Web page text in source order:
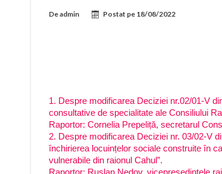
Deadmin Postat pe 18/08/2022
Ordinea
a şedinţei
din 12
1. Despre modificarea Deciziei nr.02/01-V
consultative de specialitate ale Consiliului
Raportor: Cornelia Prepeliță, secretarul
2. Despre modificarea Deciziei nr. 03/02-V
închirierea locuințelor sociale construite în
vulnerabile din raionul Cahul”.
Raportor: Ruslan Nedov, vicepreşedintele